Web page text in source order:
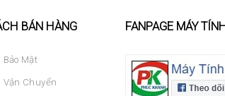
BÁN HÀNG
Mật
Chuyển
FANPAGE MÁY